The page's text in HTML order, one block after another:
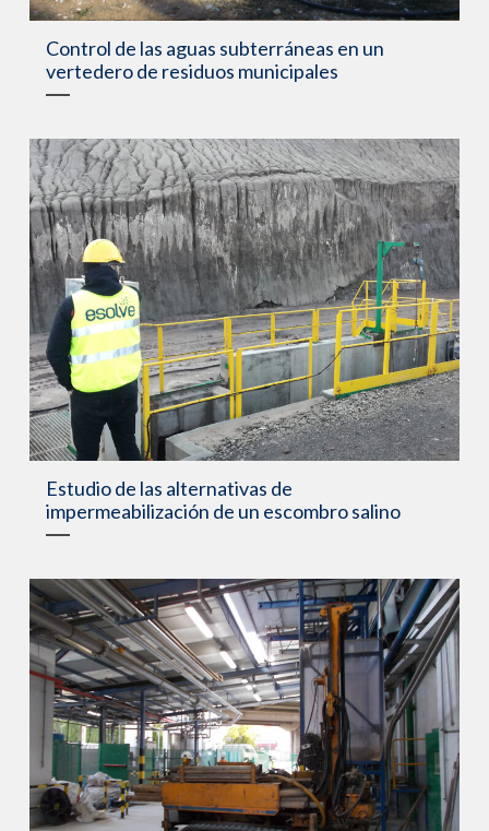
Control de las aguas subterráneas en un
vertedero de residuos municipales
Estudio de las alternativas de
impermeabilización de un escombro salino